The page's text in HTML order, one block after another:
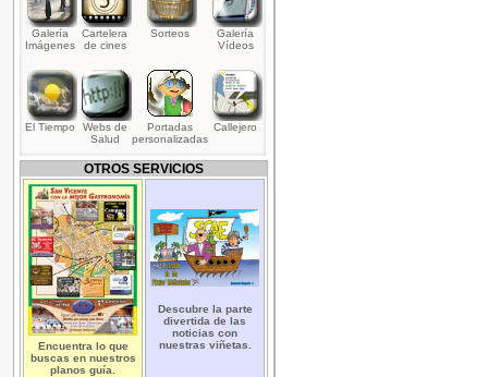
Galería
Imágenes
Cartelera
de cines
Sorteos
Galería
Vídeos
El Tiempo
Webs de
Salud
Portadas
personalizadas
Callejero
OTROS SERVICIOS
Encuentra lo que
buscas en nuestros
planos guía.
Descubre la parte
divertida de las
noticias con
nuestras viñetas.